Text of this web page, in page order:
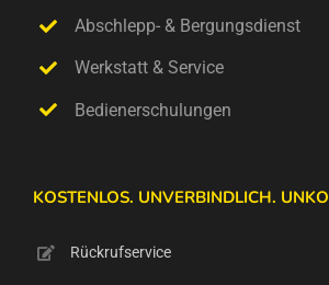
Abschlepp- & Bergungsdienst
Werkstatt & Service
Bedienerschulungen
KOSTENLOS. UNVERBINDLICH.
Rückrufservice